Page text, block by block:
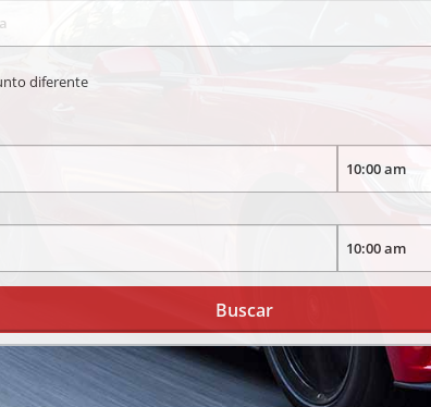
diferente
Buscar